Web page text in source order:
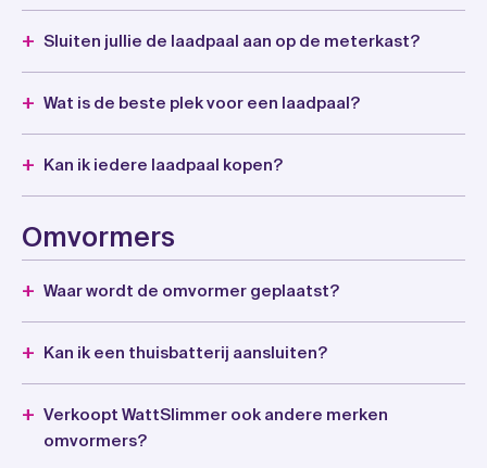
Sluiten jullie de laadpaal aan op de meterkast?
Wat is de beste plek voor een laadpaal?
Kan ik iedere laadpaal kopen?
Omvormers
Waar wordt de omvormer geplaatst?
Kan ik een thuisbatterij aansluiten?
Verkoopt WattSlimmer ook andere merken
omvormers?